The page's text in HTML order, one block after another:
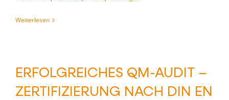
Weiterlesen
ERFOLGREICHES QM-AUDIT –
ZERTIFIZIERUNG NACH DIN EN